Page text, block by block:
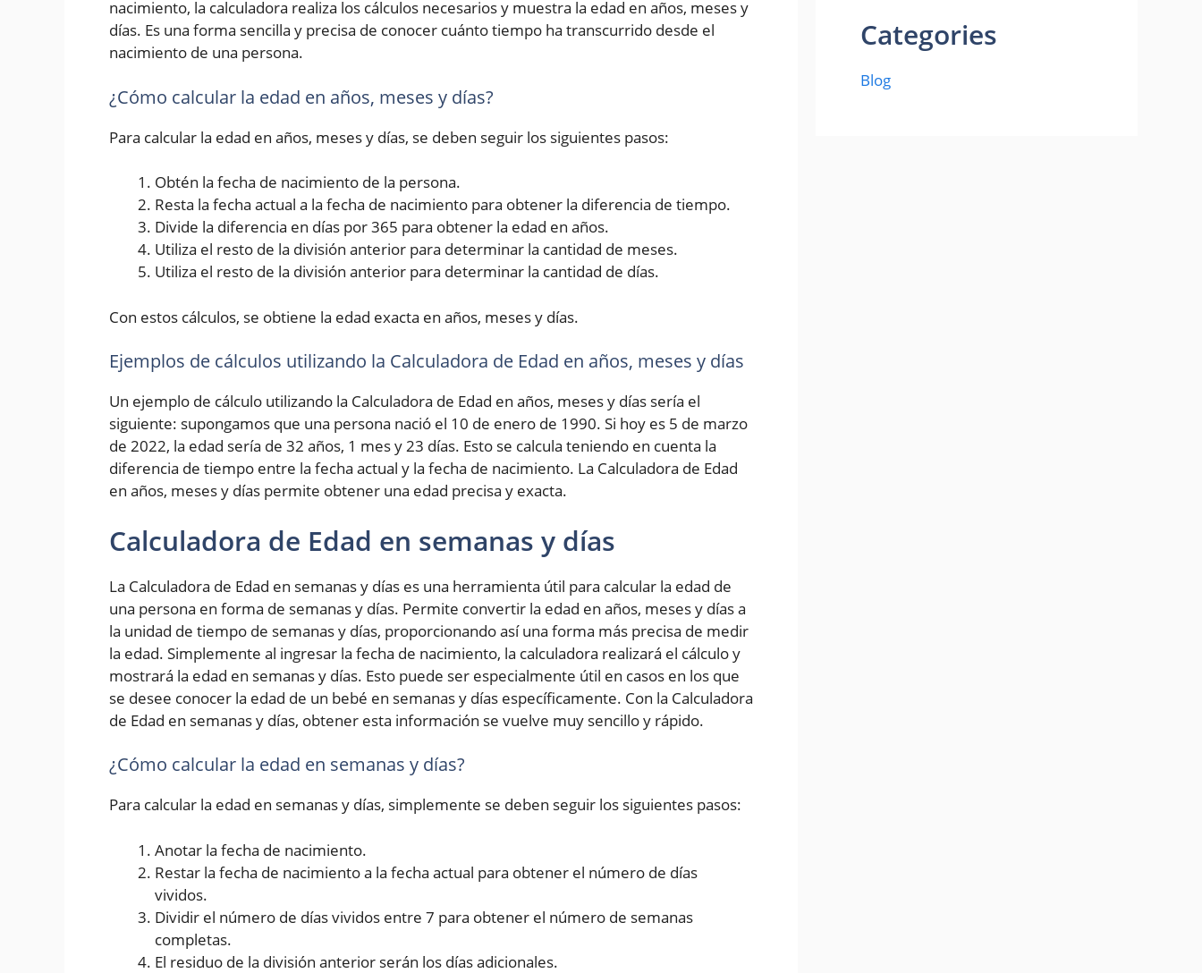
nacimiento, la calculadora realiza los cálculos necesarios y muestra la edad en años, meses y
días. Es una forma sencilla y precisa de conocer cuánto tiempo ha transcurrido desde el
nacimiento de una persona.
¿Cómo calcular la edad en años, meses y días?
Para calcular la edad en años, meses y días, se deben seguir los siguientes pasos:
Obtén la fecha de nacimiento de la persona.
Resta la fecha actual a la fecha de nacimiento para obtener la diferencia de tiempo.
Divide la diferencia en días por 365 para obtener la edad en años.
Utiliza el resto de la división anterior para determinar la cantidad de meses.
Utiliza el resto de la división anterior para determinar la cantidad de días.
Con estos cálculos, se obtiene la edad exacta en años, meses y días.
Ejemplos de cálculos utilizando la Calculadora de Edad en años, meses y días
Un ejemplo de cálculo utilizando la Calculadora de Edad en años, meses y días sería el
siguiente: supongamos que una persona nació el 10 de enero de 1990. Si hoy es 5 de marzo
de 2022, la edad sería de 32 años, 1 mes y 23 días. Esto se calcula teniendo en cuenta la
diferencia de tiempo entre la fecha actual y la fecha de nacimiento. La Calculadora de Edad
en años, meses y días permite obtener una edad precisa y exacta.
Calculadora de Edad en semanas y días
La Calculadora de Edad en semanas y días es una herramienta útil para calcular la edad de
una persona en forma de semanas y días. Permite convertir la edad en años, meses y días a
la unidad de tiempo de semanas y días, proporcionando así una forma más precisa de medir
la edad. Simplemente al ingresar la fecha de nacimiento, la calculadora realizará el cálculo y
mostrará la edad en semanas y días. Esto puede ser especialmente útil en casos en los que
se desee conocer la edad de un bebé en semanas y días específicamente. Con la Calculadora
de Edad en semanas y días, obtener esta información se vuelve muy sencillo y rápido.
¿Cómo calcular la edad en semanas y días?
Para calcular la edad en semanas y días, simplemente se deben seguir los siguientes pasos:
Anotar la fecha de nacimiento.
Restar la fecha de nacimiento a la fecha actual para obtener el número de días
vividos.
Dividir el número de días vividos entre 7 para obtener el número de semanas
completas.
El residuo de la división anterior serán los días adicionales.
Categories
Blog